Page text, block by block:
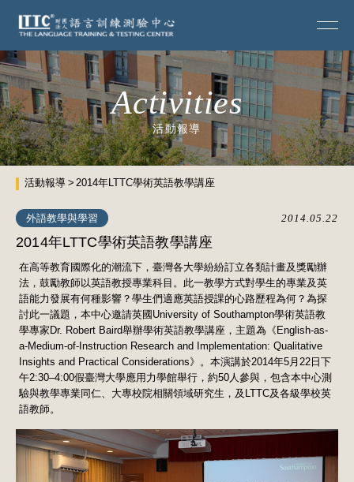
Activities
活動報導
活動報導 2014年LTTC學術英語教學講座
外語教學與學習 2014.05.22
2014年LTTC學術英語教學講座
在高等教育國際化的潮流下，臺灣各大學紛紛訂立各類計畫及獎勵辦
法，鼓勵教師以英語教授專業科目。此一教學方式對學生的專業及英
語能力發展有何種影響？學生們適應英語授課的心路歷程為何？為探
討此一議題，本中心邀請英國University of Southampton學術英語教
學專家Dr. Robert Baird舉辦學術英語教學講座，主題為《English-as-
a-Medium-of-Instruction Research and Implementation: Qualitative
Insights and Practical Considerations》。本演講於2014年5月22日下
午2:30–4:00假臺灣大學應用力學館舉行，約50人參與，包含本中心測
驗與教學專業同仁、大專校院相關領域研究生，及LTTC及各級學校英
語教師。